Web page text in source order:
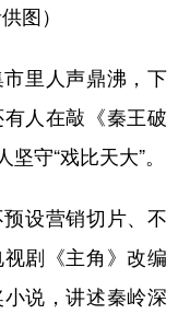
图）
里人声鼎沸，下
人在敲《秦王破
守“戏比天大”。
设营销切片、不
剧《主角》改编
说，讲述秦岭深